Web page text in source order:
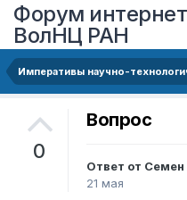
Форум
ВолНЦ РАН
0
Вопрос
Ответ от Семен
21 мая